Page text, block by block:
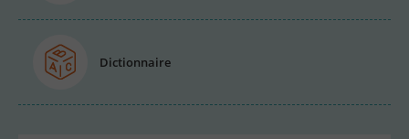
Dictionnaire